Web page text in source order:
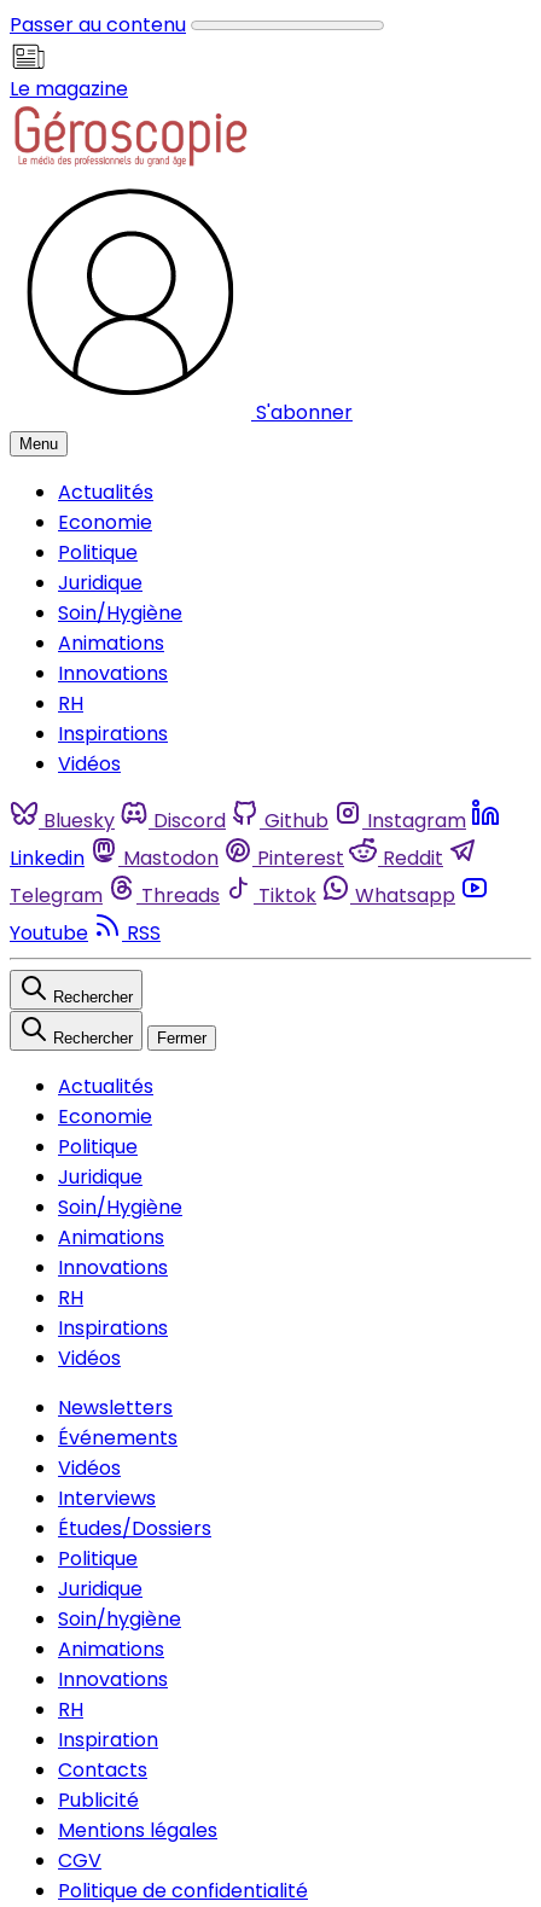
Passer au contenu
Le magazine
S'abonner
Menu
Actualités
Economie
Politique
Juridique
Soin/Hygiène
Animations
Innovations
RH
Inspirations
Vidéos
Bluesky Discord Github
Instagram
Linkedin
Mastodon Pinterest
Reddit
Telegram
Threads Tiktok
Whatsapp
Youtube
RSS
Rechercher
Rechercher Fermer
Actualités
Economie
Politique
Juridique
Soin/Hygiène
Animations
Innovations
RH
Inspirations
Vidéos
Newsletters
Événements
Vidéos
Interviews
Études/Dossiers
Politique
Juridique
Soin/hygiène
Animations
Innovations
RH
Inspiration
Contacts
Publicité
Mentions légales
CGV
Politique de confidentialité
Panneau de gestion des cookies